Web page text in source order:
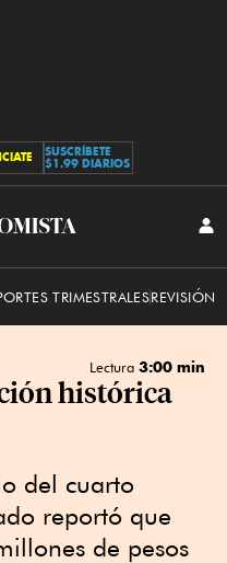
SUSCRÍBETE
$1.99 DIARIOS
TRIMESTRALESREVISIÓN
Lectura 3:00 min
histórica
del cuarto
reportó que
de pesos